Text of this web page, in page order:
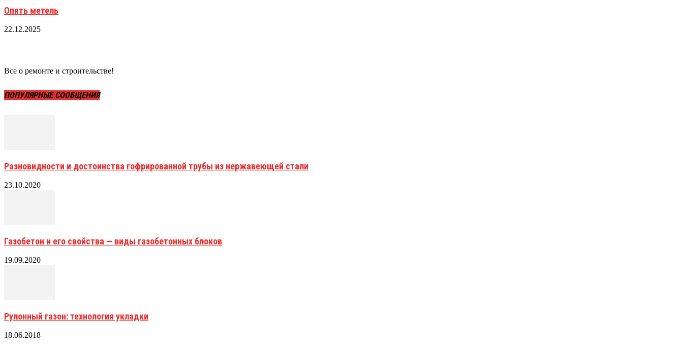
Опять метель
22.12.2025
Все о ремонте и строительстве!
ПОПУЛЯРНЫЕ СООБЩЕНИЯ
Разновидности и достоинства гофрированной трубы из нержавеющей стали
23.10.2020
Газобетон и его свойства — виды газобетонных блоков
19.09.2020
Рулонный газон: технология укладки
18.06.2018